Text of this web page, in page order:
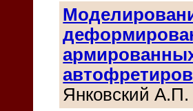
Янковский А.П.